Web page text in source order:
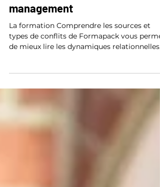
Formation comprendre les
sources et types de conflits :
anticipez les tensions en
management
de mieux lire les dynamiques relationnelles,
votre posture avant que les tensions ne
dégénèrent.